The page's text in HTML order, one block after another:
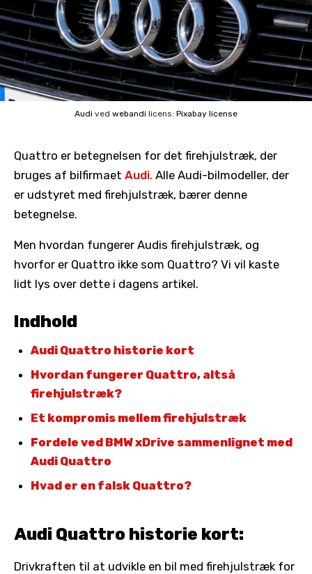
Audi ved webandi licens: Pixabay license
Quattro er betegnelsen for det firehjulstræk, der
bruges af bilfirmaet Audi. Alle Audi-bilmodeller, der
er udstyret med firehjulstræk, bærer denne
betegnelse.
Men hvordan fungerer Audis firehjulstræk, og
hvorfor er Quattro ikke som Quattro? Vi vil kaste
lidt lys over dette i dagens artikel.
Indhold
Audi Quattro historie kort
Hvordan fungerer Quattro, altså
firehjulstræk?
Et kompromis mellem firehjulstræk
Fordele ved BMW xDrive sammenlignet med
Audi Quattro
Hvad er en falsk Quattro?
Audi Quattro historie kort:
Drivkraften til at udvikle en bil med firehjulstræk for